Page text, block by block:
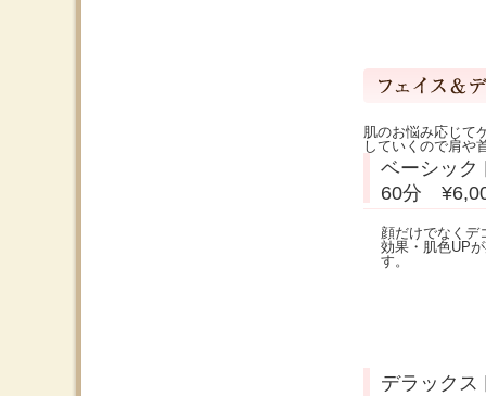
肌のお悩み応じて
していくので肩や
ベーシック
60分
顔だけでなくデ
効果・肌色UP
す。
デラックス